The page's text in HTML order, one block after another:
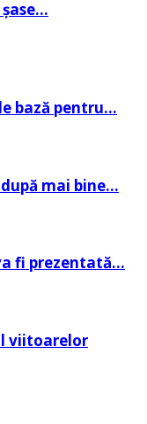
bază pentru…
mai bine…
fi prezentată…
viitoarelor